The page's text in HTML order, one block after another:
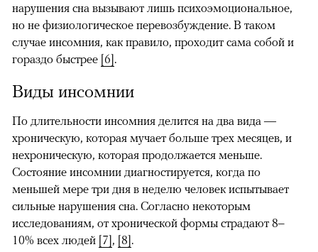
нарушения сна вызывают лишь психоэмоциональное,
но не физиологическое перевозбуждение. В таком
случае инсомния, как правило, проходит сама собой и
гораздо быстрее [6].
Виды инсомнии
По длительности инсомния делится на два вида —
хроническую, которая мучает больше трех месяцев, и
нехроническую, которая продолжается меньше.
Состояние инсомнии диагностируется, когда по
меньшей мере три дня в неделю человек испытывает
сильные нарушения сна. Согласно некоторым
исследованиям, от хронической формы страдают 8–
10% всех людей [7], [8].